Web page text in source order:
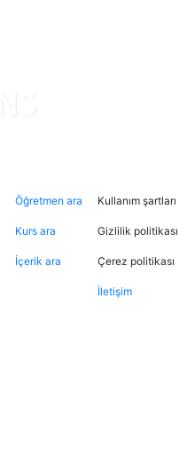
Öğretmen ara
Kurs ara
İçerik ara
Kullanım şartları
Gizlilik politikası
Çerez politikası
İletişim